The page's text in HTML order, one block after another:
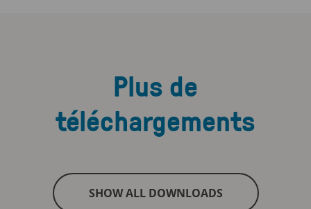
Plus de
téléchargements
SHOW ALL DOWNLOADS